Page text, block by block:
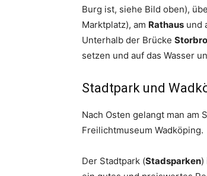
Burg ist, siehe Bild oben),
Marktplatz), am Rathaus und
Unterhalb der Brücke
setzen und auf das Wasser
Stadtpark und
Nach Osten gelangt man am
Freilichtmuseum Wadköping.
Der Stadtpark (Stadsparken)